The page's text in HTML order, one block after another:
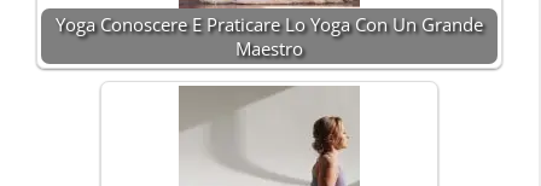
Yoga Conoscere E Praticare Lo Yoga Con Un Grande
Maestro